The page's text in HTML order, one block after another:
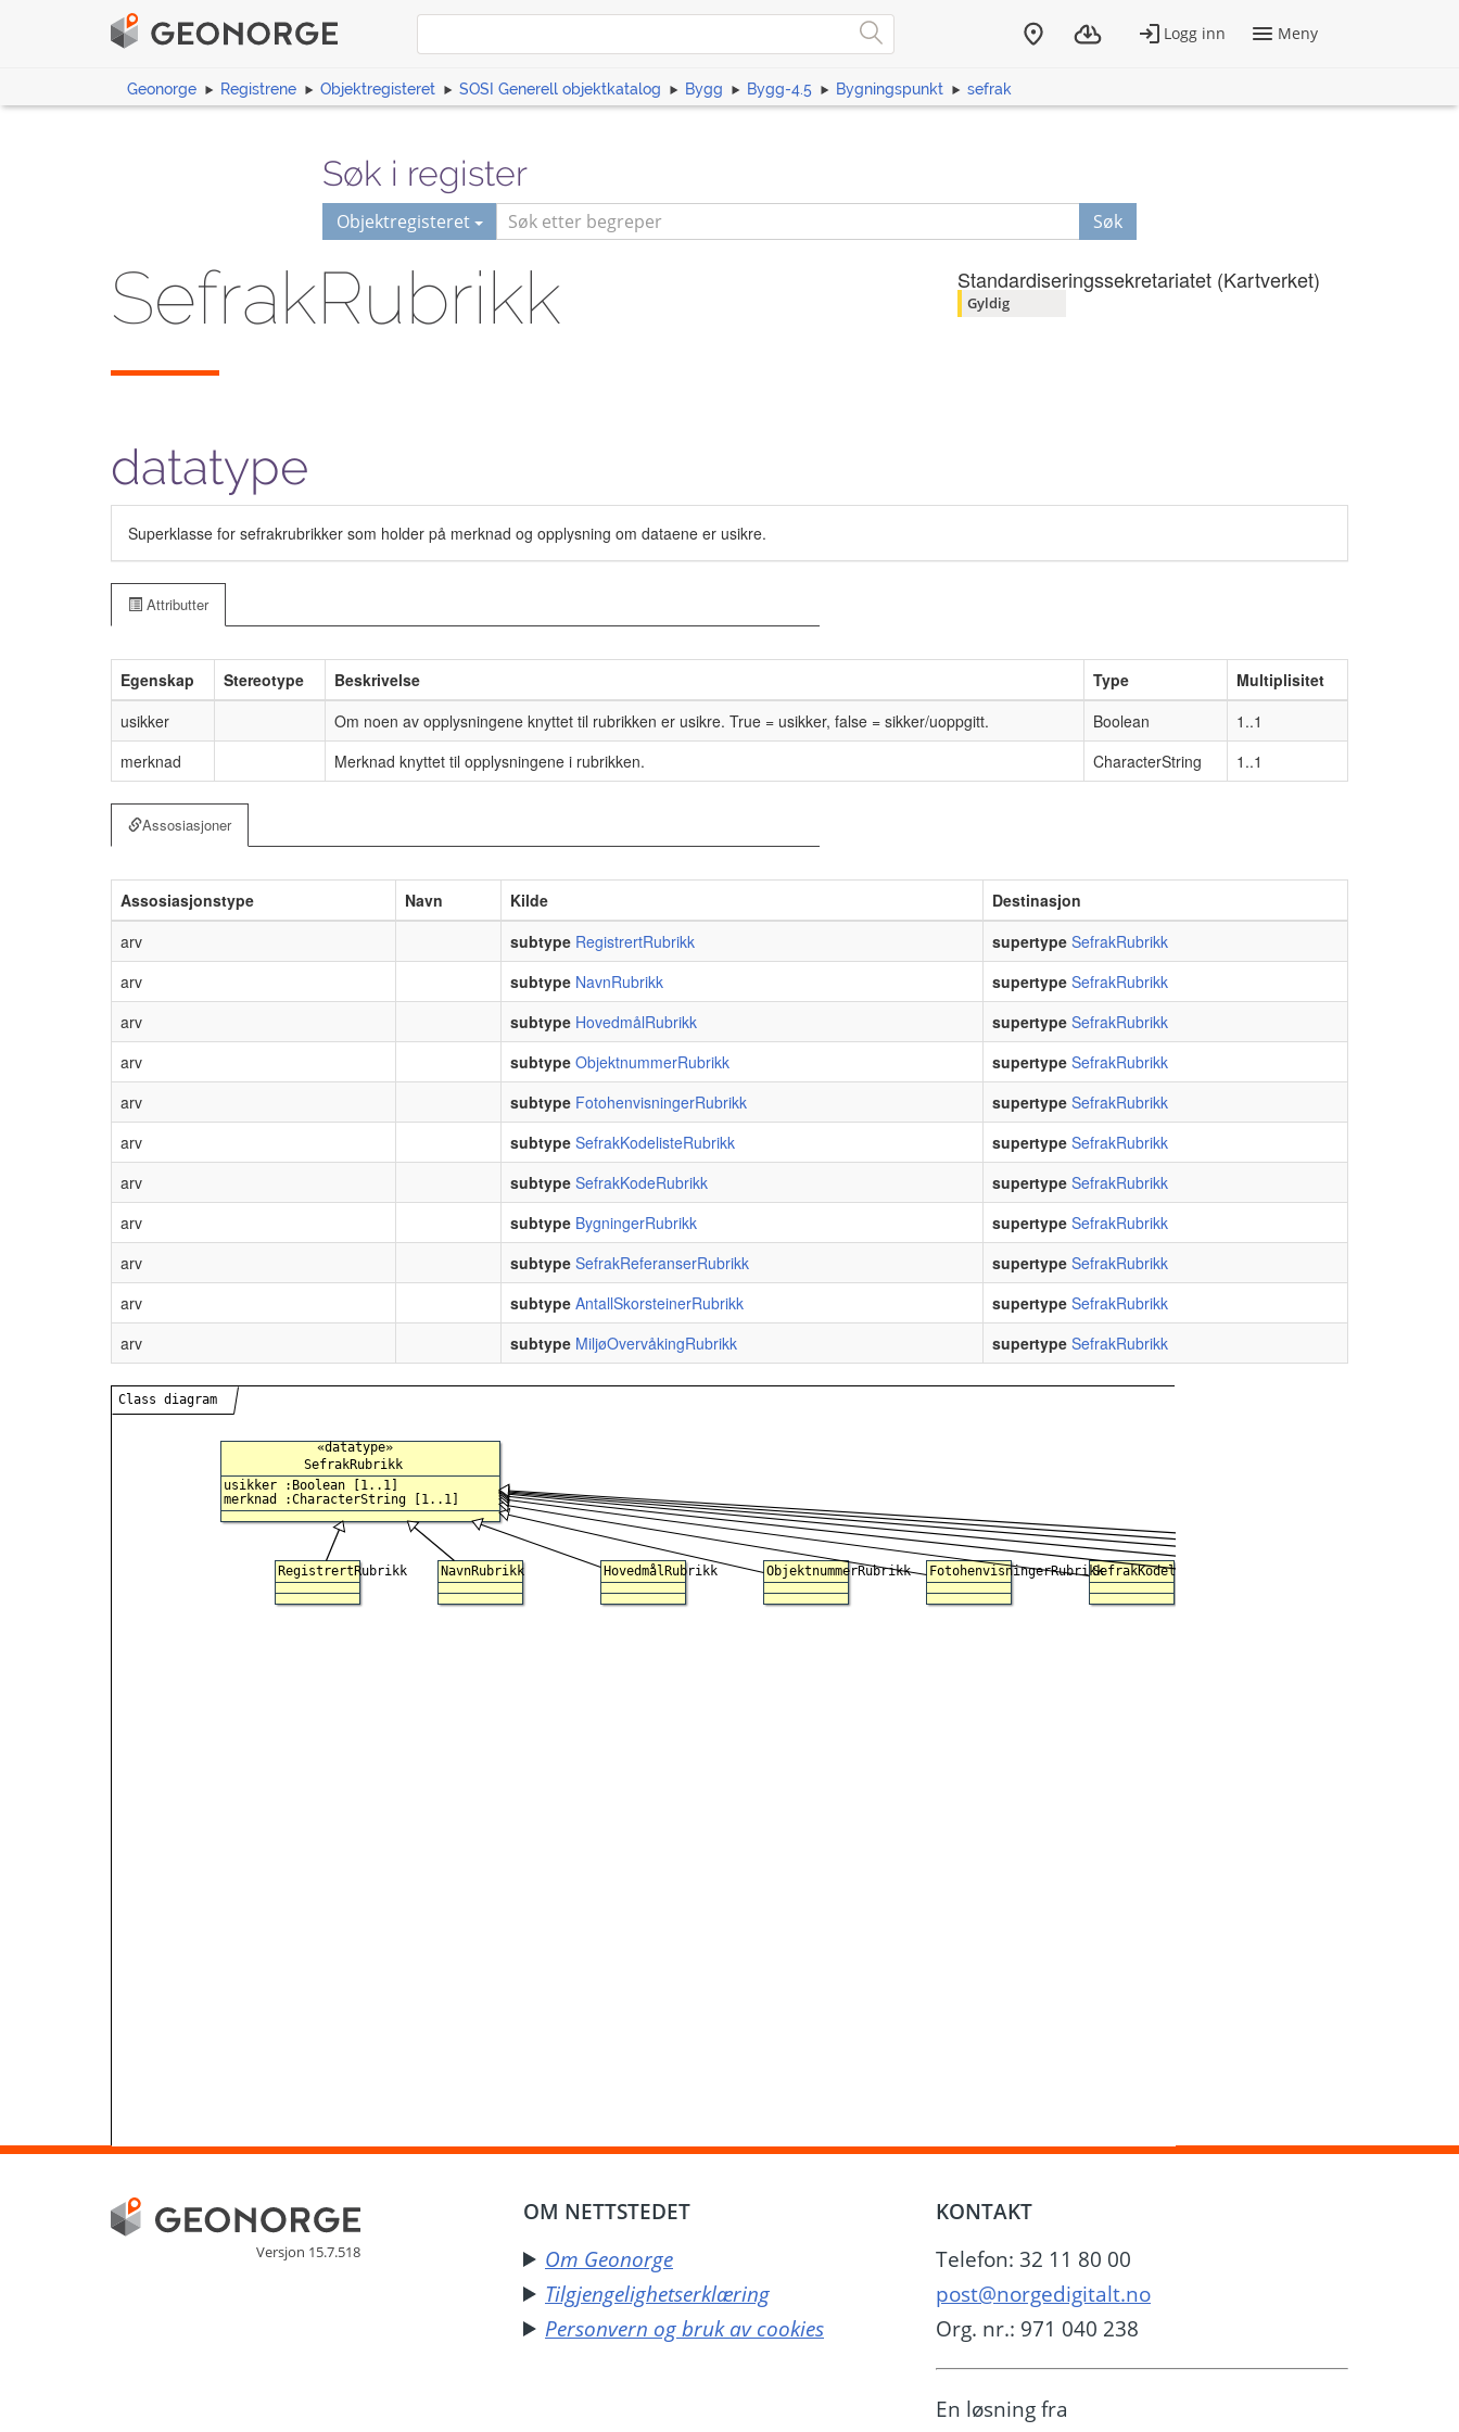
Geonorge Registrene Objektregisteret SOSI Generell objektkatalog Bygg Bygg-4.5 Bygningspunkt sefrak
Søk i register
Objektregisteret Søk
SefrakRubrikk
datatype
Standardiseringssekretariatet (Kartverket)
Gyldig
Superklasse for sefrakrubrikker som holder på merknad og opplysning om dataene er usikre.
Attributter
Egenskap Stereotype Beskrivelse Type
Multiplisitet
usikker
Om noen av opplysningene knyttet til rubrikken er usikre. True = usikker, false = sikker/uoppgitt. Boolean
1..1
merknad
Merknad knyttet til opplysningene i rubrikken. CharacterString 1..1
Assosiasjoner
Assosiasjonstype Navn Kilde
Destinasjon
arv
subtype RegistrertRubrikk supertype SefrakRubrikk
arv
subtype NavnRubrikk supertype SefrakRubrikk
arv
subtype HovedmålRubrikk supertype SefrakRubrikk
arv
subtype ObjektnummerRubrikk supertype SefrakRubrikk
arv
subtype FotohenvisningerRubrikk supertype SefrakRubrikk
arv
subtype SefrakKodelisteRubrikk supertype SefrakRubrikk
arv
subtype SefrakKodeRubrikk supertype SefrakRubrikk
arv
subtype BygningerRubrikk supertype SefrakRubrikk
arv
subtype SefrakReferanserRubrikk supertype SefrakRubrikk
arv
subtype AntallSkorsteinerRubrikk supertype SefrakRubrikk
arv
subtype MiljøOvervåkingRubrikk supertype SefrakRubrikk